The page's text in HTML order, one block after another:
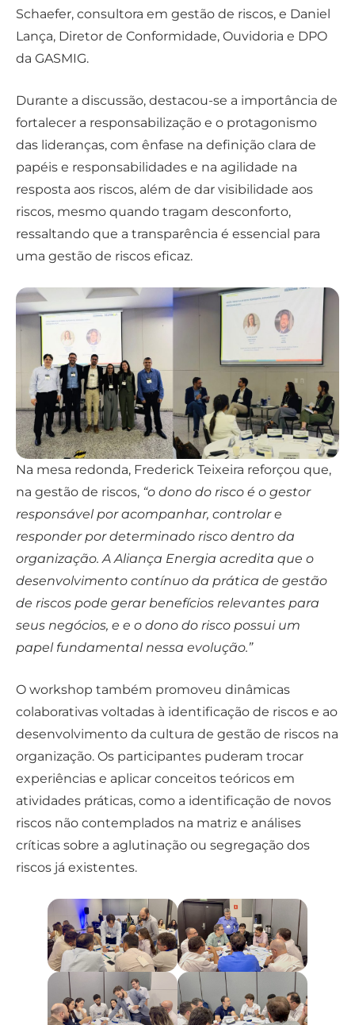
Schaefer, consultora em gestão de riscos, e Daniel
Lança, Diretor de Conformidade, Ouvidoria e DPO
da GASMIG.
Durante a discussão, destacou-se a importância de
fortalecer a responsabilização e o protagonismo
das lideranças, com ênfase na definição clara de
papéis e responsabilidades e na agilidade na
resposta aos riscos, além de dar visibilidade aos
riscos, mesmo quando tragam desconforto,
ressaltando que a transparência é essencial para
uma gestão de riscos eficaz.
Na mesa redonda, Frederick Teixeira reforçou que,
na gestão de riscos, “o dono do risco é o gestor
responsável por acompanhar, controlar e
responder por determinado risco dentro da
organização. A Aliança Energia acredita que o
desenvolvimento contínuo da prática de gestão
de riscos pode gerar benefícios relevantes para
seus negócios, e e o dono do risco possui um
papel fundamental nessa evolução.”
O workshop também promoveu dinâmicas
colaborativas voltadas à identificação de riscos e ao
desenvolvimento da cultura de gestão de riscos na
organização. Os participantes puderam trocar
experiências e aplicar conceitos teóricos em
atividades práticas, como a identificação de novos
riscos não contemplados na matriz e análises
críticas sobre a aglutinação ou segregação dos
riscos já existentes.